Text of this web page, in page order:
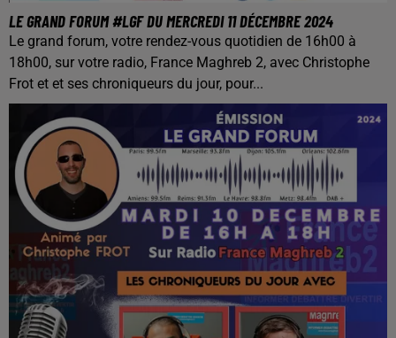
LE GRAND FORUM #LGF DU MERCREDI 11 DÉCEMBRE 2024
Le grand forum, votre rendez-vous quotidien de 16h00 à
18h00, sur votre radio, France Maghreb 2, avec Christophe
Frot et et ses chroniqueurs du jour, pour...